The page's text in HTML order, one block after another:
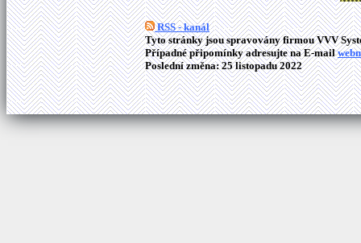
RSS - kanál
Tyto stránky jsou spravovány firmou VVV
Případné připomínky adresujte na E-mail
Poslední změna: 25 listopadu 2022